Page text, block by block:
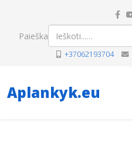
Paieška
+37062193704
Aplankyk.eu